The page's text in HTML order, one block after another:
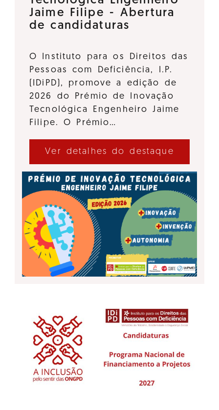
Jaime Filipe - Abertura
de candidaturas
O Instituto para os Direitos das
Pessoas com Deficiência, I.P.
(IDiPD), promove a edição de
2026 do Prémio de Inovação
Tecnológica Engenheiro Jaime
Filipe. O Prémio…
Ver detalhes do destaque